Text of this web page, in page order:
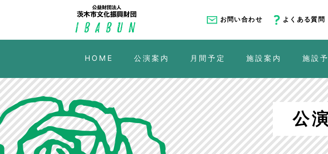
お問い合わせ よくある質問
HOME 公演案内 月間予定 施設案内 施設
公